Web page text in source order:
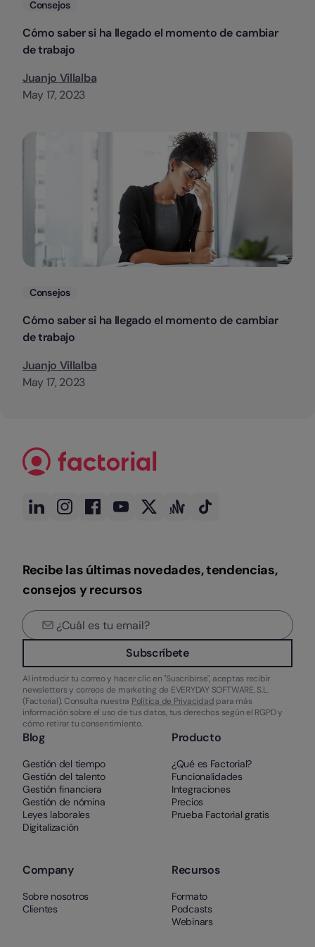
Categorias
Consejos
Cómo saber si ha llegado el momento de cambiar
de trabajo
Juanjo Villalba
May 17, 2023
Categorias
Consejos
Cómo saber si ha llegado el momento de cambiar
de trabajo
Juanjo Villalba
May 17, 2023
Recibe las últimas novedades, tendencias,
consejos y recursos
Subscríbete
Al introducir tu correo y hacer clic en "Suscribirse", aceptas recibir
newsletters y correos de marketing de EVERYDAY SOFTWARE, S.L.
(Factorial). Consulta nuestra Política de Privacidad para más
información sobre el uso de tus datos, tus derechos según el RGPD y
cómo retirar tu consentimiento.
Blog
Gestión del tiempo
Gestión del talento
Gestión financiera
Gestión de nómina
Leyes laborales
Digitalización
Producto
¿Qué es Factorial?
Funcionalidades
Integraciones
Precios
Prueba Factorial gratis
Company
Sobre nosotros
Clientes
Recursos
Formato
Podcasts
Webinars